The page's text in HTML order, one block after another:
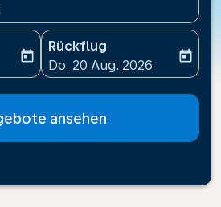
date-aria-label
today
Rückflug
fc-booking-return-date-
Do. 20 Aug. 2026
today
ansehen